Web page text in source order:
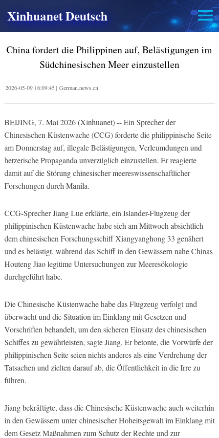
Xinhuanet Deutsch
China fordert die Philippinen auf, Belästigungen im
Südchinesischen Meer einzustellen
2026-05-09 16:09:45| German.news.cn
BEIJING, 7. Mai 2026 (Xinhuanet) -- Ein Sprecher der
Chinesischen Küstenwache (CCG) forderte die philippinische Seite
am Donnerstag auf, illegale Belästigungen, Verleumdungen und
hetzerische Propaganda unverzüglich einzustellen. Er reagierte
damit auf die Störung chinesischer meereswissenschaftlicher
Forschungen durch Manila.
CCG-Sprecher Jiang Lue erklärte, ein Islander-Flugzeug der
philippinischen Küstenwache habe sich am Mittwoch absichtlich
dem chinesischen Forschungsschiff Xiangyanghong 33 genähert
und es belästigt, während das Schiff in den Gewässern nahe Chinas
Houteng Jiao legitime Untersuchungen zur Meeresökologie
durchgeführt habe.
Die Chinesische Küstenwache habe das Flugzeug verfolgt und
überwacht und die Situation im Einklang mit Gesetzen und
Vorschriften behandelt, um den sicheren Einsatz des chinesischen
Schiffes zu gewährleisten, sagte Jiang. Er betonte, die Vorwürfe der
philippinischen Seite seien nichts anderes als eine Verdrehung der
Tatsachen und zielten darauf ab, die Öffentlichkeit in die Irre zu
führen.
Jiang bekräftigte, dass die Chinesische Küstenwache auch weiterhin
in den Gewässern unter chinesischer Hoheitsgewalt im Einklang mit
dem Gesetz Maßnahmen zum Schutz der Rechte und zur